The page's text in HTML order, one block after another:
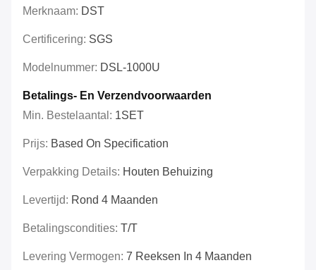
Merknaam: DST
Certificering: SGS
Modelnummer: DSL-1000U
Betalings- En Verzendvoorwaarden
Min. Bestelaantal: 1SET
Prijs: Based On Specification
Verpakking Details: Houten Behuizing
Levertijd: Rond 4 Maanden
Betalingscondities: T/T
Levering Vermogen: 7 Reeksen In 4 Maanden